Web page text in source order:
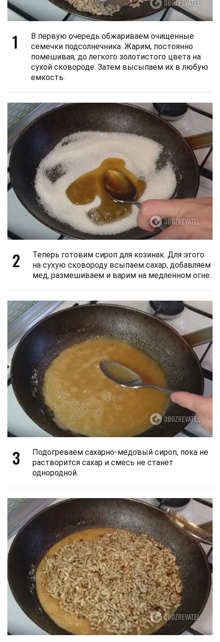
1
В первую очередь обжариваем очищенные
семечки подсолнечника. Жарим, постоянно
помешивая, до легкого золотистого цвета на
сухой сковороде. Затем высыпаем их в любую
емкость.
2
Теперь готовим сироп для козинак. Для этого
на сухую сковороду всыпаем сахар, добавляем
мед, размешиваем и варим на медленном огне.
3
Подогреваем сахарно-медовый сироп, пока не
растворится сахар и смесь не станет
однородной.